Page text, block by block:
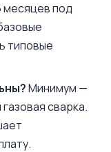
месяцев под
типовые
Минимум —
сварка.